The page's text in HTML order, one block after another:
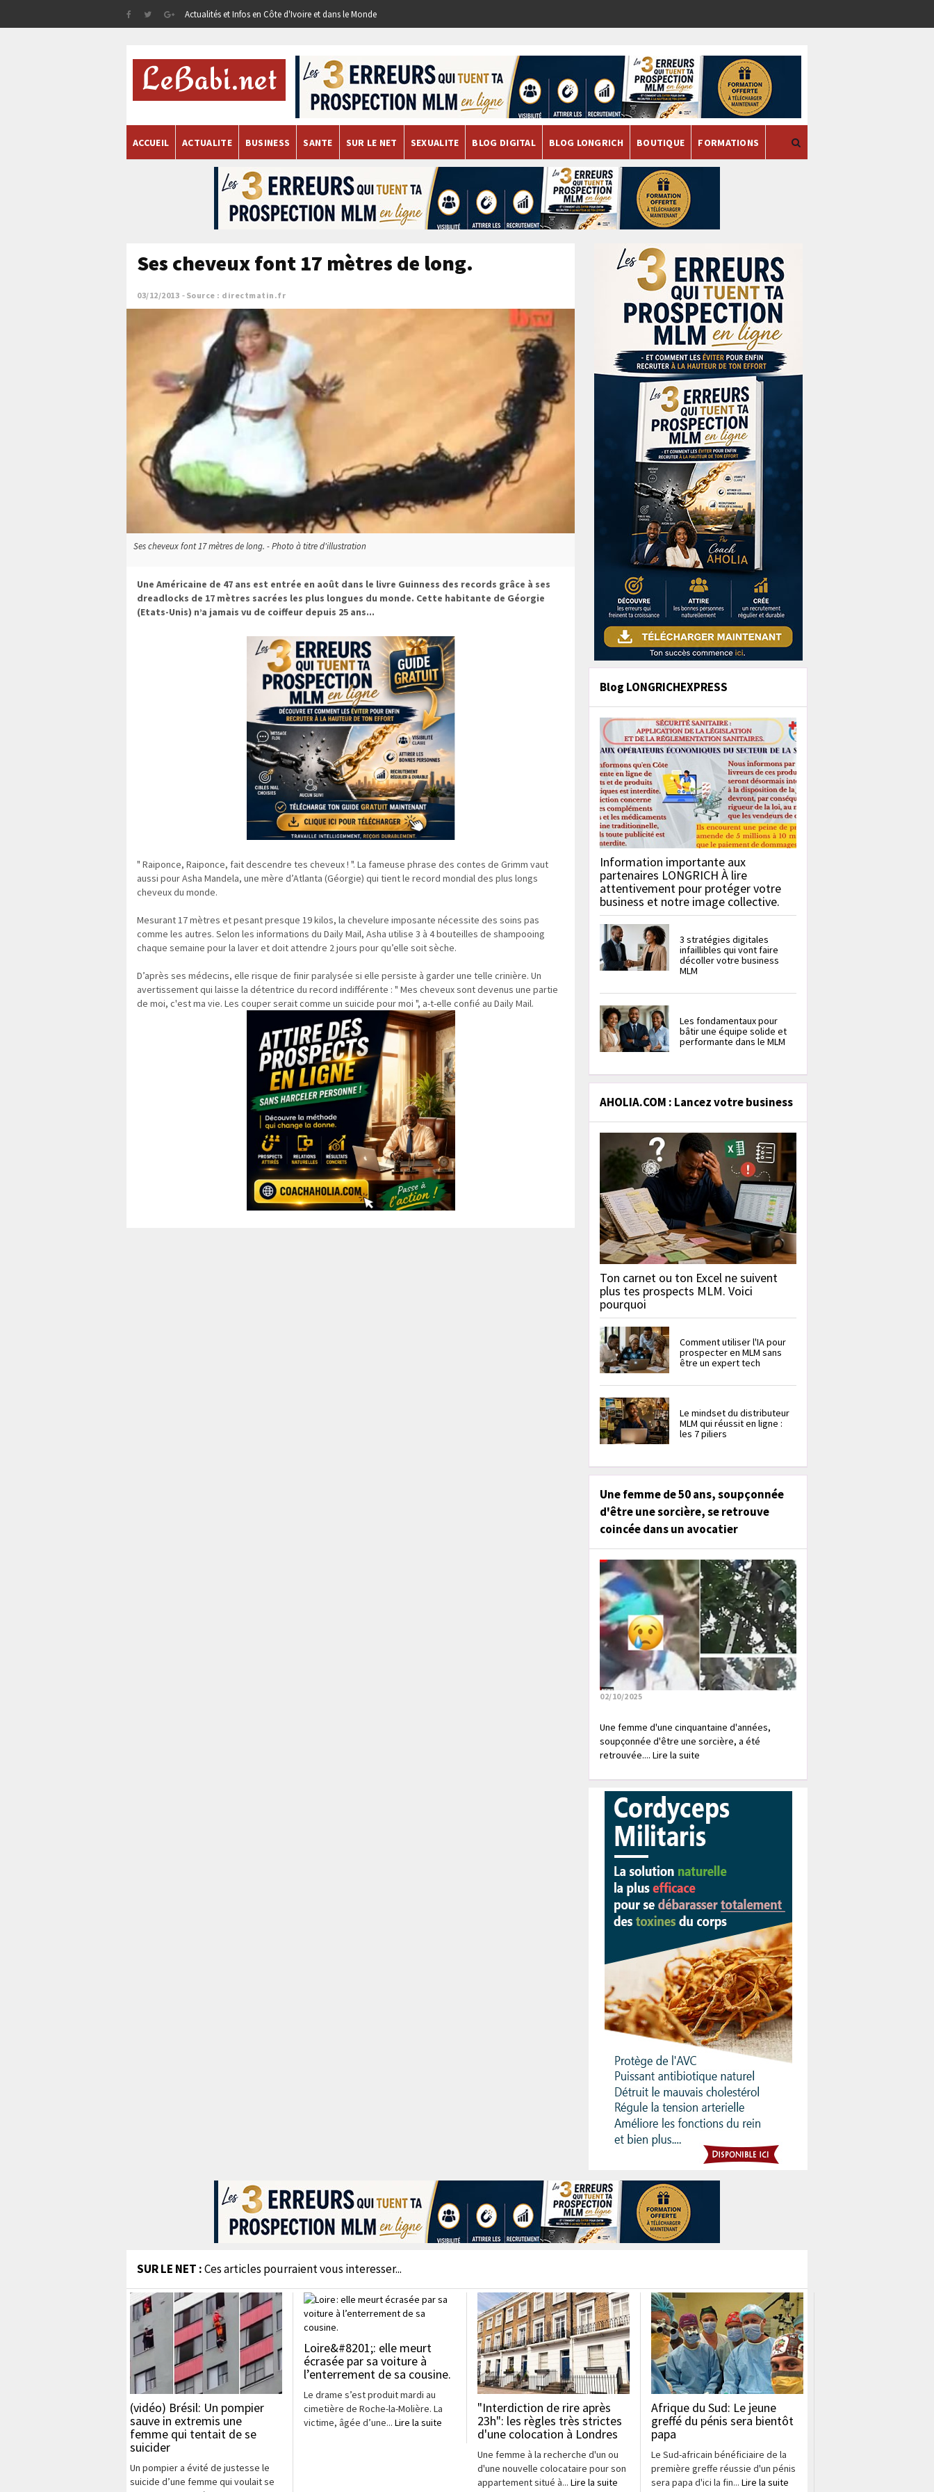
Actualités et Infos en Côte d'Ivoire et dans le Monde
ACCUEIL ACTUALITE BUSINESS SANTE SUR LE NET SEXUALITE BLOG DIGITAL BLOG LONGRICH BOUTIQUE FORMATIONS
Ses cheveux font 17 mètres de long.
03/12/2013 Source : directmatin.fr
Ses cheveux font 17 mètres de long. - Photo à titre d'illustration
Une Américaine de 47 ans est entrée en août dans le livre Guinness des records grâce à ses
dreadlocks de 17 mètres sacrées les plus longues du monde. Cette habitante de Géorgie
(Etats-Unis) n’a jamais vu de coiffeur depuis 25 ans...
" Raiponce, Raiponce, fait descendre tes cheveux ! ". La fameuse phrase des contes de Grimm vaut
aussi pour Asha Mandela, une mère d’Atlanta (Géorgie) qui tient le record mondial des plus longs
cheveux du monde.
Mesurant 17 mètres et pesant presque 19 kilos, la chevelure imposante nécessite des soins pas
comme les autres. Selon les informations du Daily Mail, Asha utilise 3 à 4 bouteilles de shampooing
chaque semaine pour la laver et doit attendre 2 jours pour qu’elle soit sèche.
D’après ses médecins, elle risque de finir paralysée si elle persiste à garder une telle crinière. Un
avertissement qui laisse la détentrice du record indifférente : " Mes cheveux sont devenus une partie
de moi, c'est ma vie. Les couper serait comme un suicide pour moi ", a-t-elle confié au Daily Mail.
Blog LONGRICHEXPRESS
Information importante aux
partenaires LONGRICH À lire
attentivement pour protéger votre
business et notre image collective.
3 stratégies digitales
infaillibles qui vont faire
décoller votre business
MLM
Les fondamentaux pour
bâtir une équipe solide et
performante dans le MLM
AHOLIA.COM : Lancez votre business
Ton carnet ou ton Excel ne suivent
plus tes prospects MLM. Voici
pourquoi
Comment utiliser l'IA pour
prospecter en MLM sans
être un expert tech
Le mindset du distributeur
MLM qui réussit en ligne :
les 7 piliers
Une femme de 50 ans, soupçonnée
d'être une sorcière, se retrouve
coincée dans un avocatier
02/10/2025
Une femme d'une cinquantaine d'années,
soupçonnée d'être une sorcière, a été
retrouvée.... Lire la suite
SUR LE NET :Ces articles pourraient vous interesser...
(vidéo) Brésil: Un pompier
sauve in extremis une
femme qui tentait de se
suicider
Un pompier a évité de justesse le
suicide d’une femme qui voulait se
Loire&#8201;: elle meurt
écrasée par sa voiture à
l’enterrement de sa cousine.
Le drame s’est produit mardi au
cimetière de Roche-la-Molière. La
victime, âgée d’une... Lire la suite
"Interdiction de rire après
23h": les règles très strictes
d'une colocation à Londres
Une femme à la recherche d'un ou
d'une nouvelle colocataire pour son
appartement situé à... Lire la suite
Afrique du Sud: Le jeune
greffé du pénis sera bientôt
papa
Le Sud-africain bénéficiaire de la
première greffe réussie d'un pénis
sera papa d'ici la fin... Lire la suite